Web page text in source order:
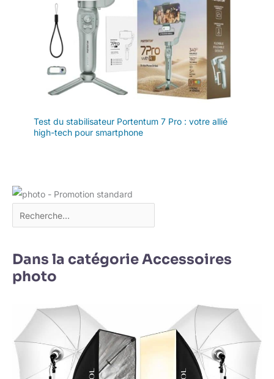
Test du stabilisateur Portentum 7 Pro : votre allié
high-tech pour smartphone
Dans la catégorie Accessoires
photo